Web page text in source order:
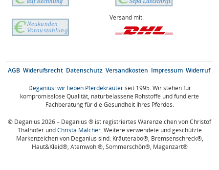
Versand mit:
AGB Widerufsrecht Datenschutz Versandkosten Impressum Widerruf
Deganius: wir lieben Pferdekräuterseit 1995. Wir stehen für
kompromisslose Qualität, naturbelassene Rohstoffe und fundierte
Fachberatung für die Gesundheit Ihres Pferdes.
© Deganius 2026 – Deganius ® ist registriertes Warenzeichen von Christof
Thalhofer undChrista Malcher. Weitere verwendete und geschützte
Markenzeichen von Deganius sind: Kräuterabo®, Bremsenschreck®,
Haut&Kleid®, Atemwohl®, Sommerschön®, Magenzart®